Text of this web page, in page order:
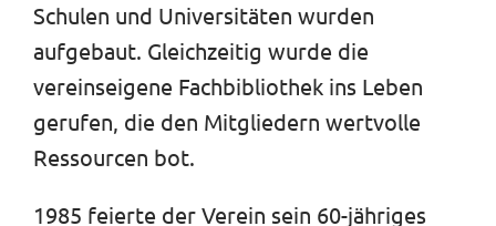
Schulen und Universitäten wurden
aufgebaut. Gleichzeitig wurde die
vereinseigene Fachbibliothek ins Leben
gerufen, die den Mitgliedern wertvolle
Ressourcen bot.
1985 feierte der Verein sein 60-jähriges